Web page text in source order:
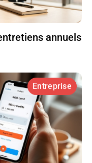
annuels
Entreprise